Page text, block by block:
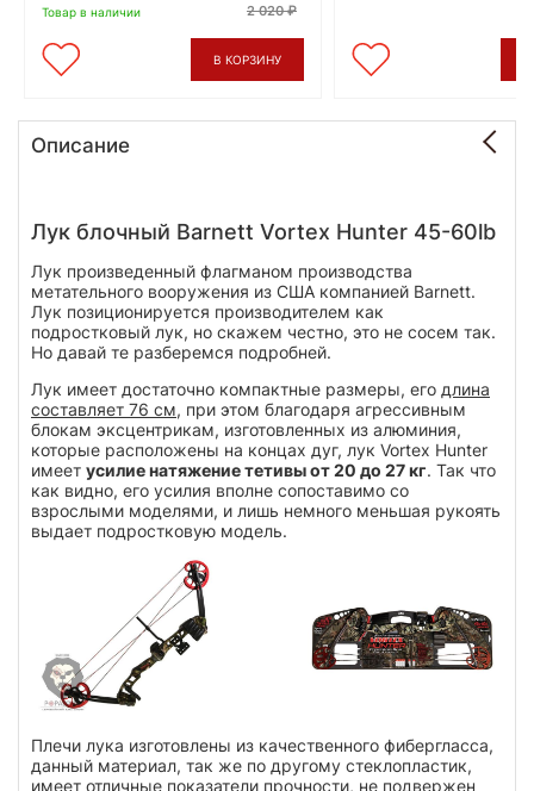
Товар в наличии 2 020
В КОРЗИНУ
Описание
Лук блочный Barnett Vortex Hunter 45-60lb
Лук произведенный флагманом производства
метательного вооружения из США компанией Barnett.
Лук позиционируется производителем как
подростковый лук, но скажем честно, это не сосем так.
Но давай те разберемся подробней.
Лук имеет достаточно компактные размеры, его длина
составляет 76 см, при этом благодаря агрессивным
блокам эксцентрикам, изготовленных из алюминия,
которые расположены на концах дуг, лук Vortex Hunter
имеет усилие натяжение тетивы от 20 до 27 кг. Так что
как видно, его усилия вполне сопоставимо со
взрослыми моделями, и лишь немного меньшая рукоять
выдает подростковую модель.
Плечи лука изготовлены из качественного фибергласса,
данный материал, так же по другому стеклопластик,
имеет отличные показатели прочности, не подвержен